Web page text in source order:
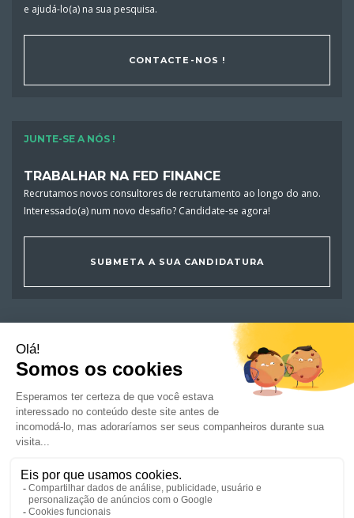
e ajudá-lo(a) na sua pesquisa.
CONTACTE-NOS !
JUNTE-SE A NÓS !
TRABALHAR NA FED FINANCE
Recrutamos novos consultores de recrutamento ao longo do ano.
Interessado(a) num novo desafio? Candidate-se agora!
SUBMETA A SUA CANDIDATURA
OFERTAS DE EMPREGO
NOTÍCIAS E CONSELHOS
RSE/COMPROMISSO